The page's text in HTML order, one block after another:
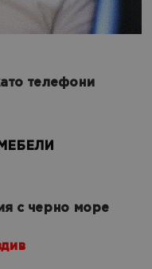
телефони
МЕБЕЛИ
с черно море